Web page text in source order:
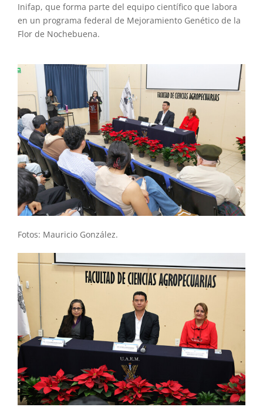
Inifap, que forma parte del equipo científico que labora
en un programa federal de Mejoramiento Genético de la
Flor de Nochebuena.
Fotos: Mauricio González.